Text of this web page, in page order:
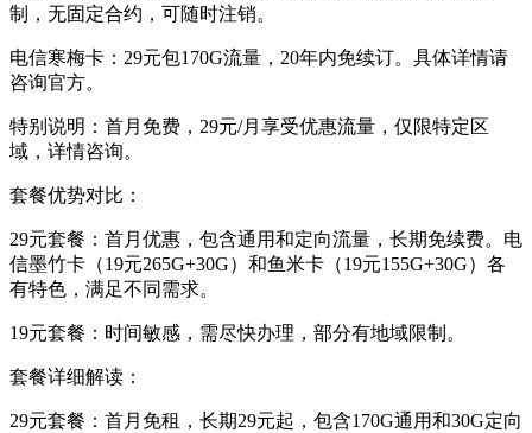
制，无固定合约，可随时注销。
电信寒梅卡：29元包170G流量，20年内免续订。具体详情请
咨询官方。
特别说明：首月免费，29元/月享受优惠流量，仅限特定区
域，详情咨询。
套餐优势对比：
29元套餐：首月优惠，包含通用和定向流量，长期免续费。电
信墨竹卡（19元265G+30G）和鱼米卡（19元155G+30G）各
有特色，满足不同需求。
19元套餐：时间敏感，需尽快办理，部分有地域限制。
套餐详细解读：
29元套餐：首月免租，长期29元起，包含170G通用和30G定向